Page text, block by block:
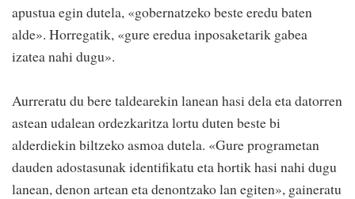
apustua egin dutela, «gobernatzeko beste eredu baten
alde». Horregatik, «gure eredua inposaketarik gabea
izatea nahi dugu».
Aurreratu du bere taldearekin lanean hasi dela eta datorren
astean udalean ordezkaritza lortu duten beste bi
alderdiekin biltzeko asmoa dutela. «Gure programetan
dauden adostasunak identifikatu eta hortik hasi nahi dugu
lanean, denon artean eta denontzako lan egiten», gaineratu